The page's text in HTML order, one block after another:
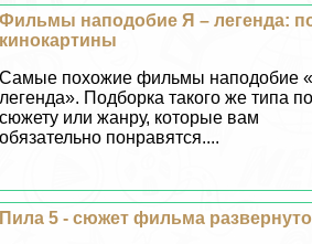
Фильмы наподобие Я – легенда:
кинокартины
Самые похожие фильмы наподобие
легенда». Подборка такого же типа по
сюжету или жанру, которые вам
обязательно понравятся....
Пила 5 - сюжет фильма развернуто